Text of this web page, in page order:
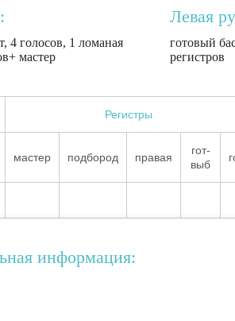
4 голосов, 1 ломаная
мастер
Левая
готовый
регистров
Регистры
мастер подбород правая
гот-
выб
информация: